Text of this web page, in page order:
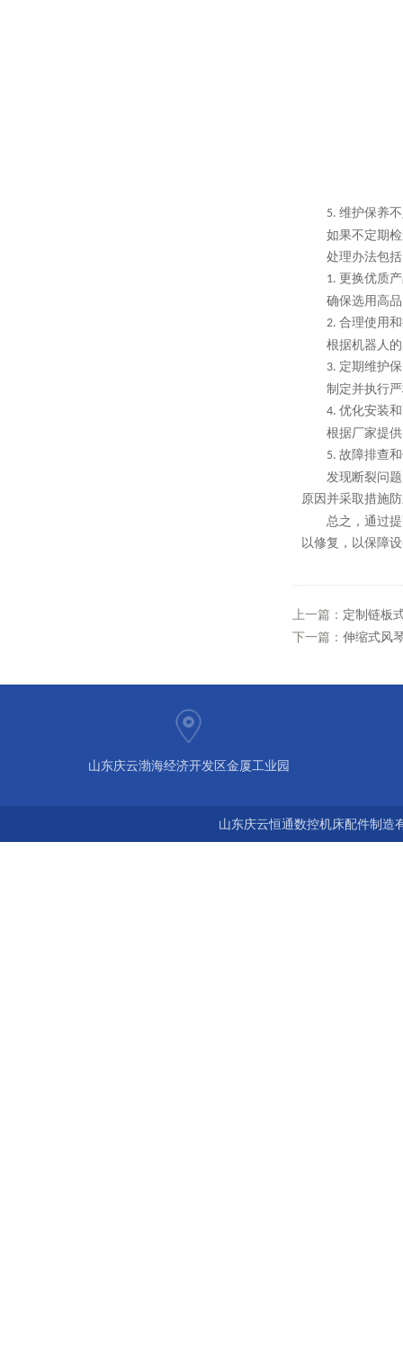
5. 维护保养
如果不定期
处理办法包
1. 更换优质
确保选用高
2. 合理使用
根据机器人
3. 定期维护
制定并执行
4. 优化安装
根据厂家提
5. 故障排查
发现断裂问
原因并采取措施
总之，通过
以修复，以保障
上一篇： 定制链板
下一篇： 伸缩式风
山东庆云渤海经济开发区金厦工业园
山东庆云恒通数控机床配件制